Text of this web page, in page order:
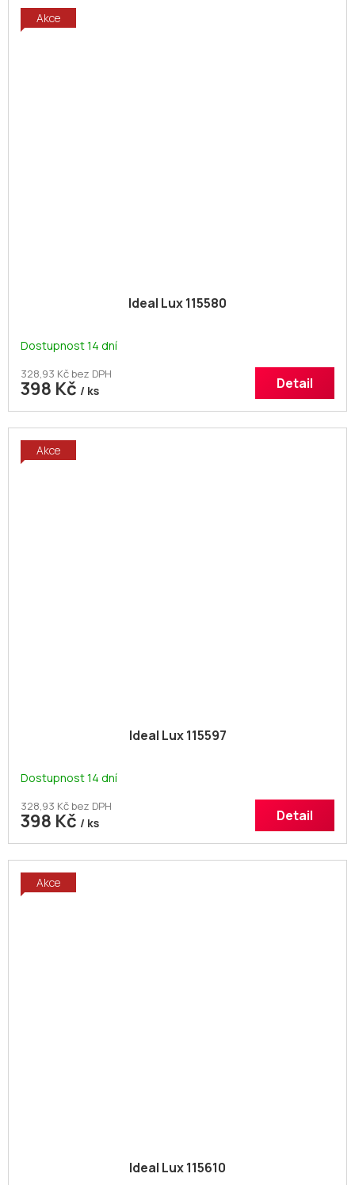
Akce
Ideal Lux 115580
Dostupnost 14 dní
328,93 Kč bez DPH
398 Kč / ks Detail
Akce
Ideal Lux 115597
Dostupnost 14 dní
328,93 Kč bez DPH
398 Kč / ks Detail
Akce
Ideal Lux 115610